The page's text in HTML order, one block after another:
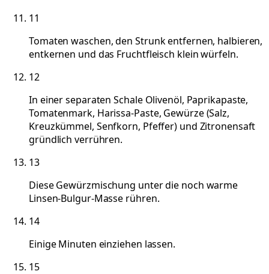
11
Tomaten waschen, den Strunk entfernen, halbieren,
entkernen und das Fruchtfleisch klein würfeln.
12
In einer separaten Schale Olivenöl, Paprikapaste,
Tomatenmark, Harissa-Paste, Gewürze (Salz,
Kreuzkümmel, Senfkorn, Pfeffer) und Zitronensaft
gründlich verrühren.
13
Diese Gewürzmischung unter die noch warme
Linsen-Bulgur-Masse rühren.
14
Einige Minuten einziehen lassen.
15